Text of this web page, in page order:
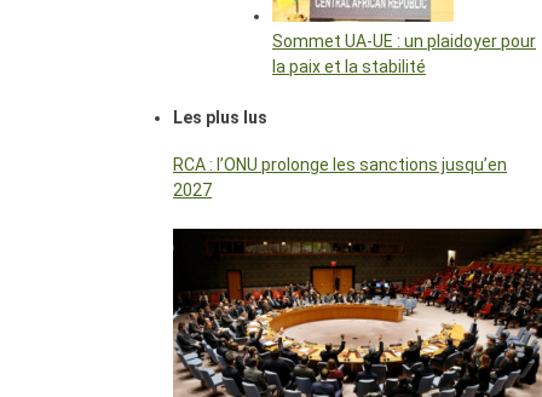
Sommet UA-UE : un plaidoyer pour
la paix et la stabilité
Les plus lus
RCA : l’ONU prolonge les sanctions jusqu’en
2027